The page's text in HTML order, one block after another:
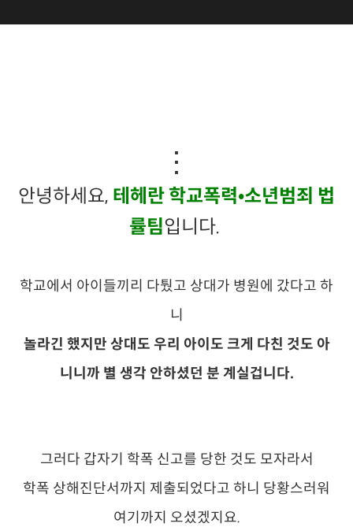
⋮
안녕하세요, 테헤란 학교폭력•소년범죄 법
률팀입니다.
학교에서 아이들끼리 다퉜고 상대가 병원에 갔다고 하
니
놀라긴 했지만 상대도 우리 아이도 크게 다친 것도 아
니니까 별 생각 안하셨던 분 계실겁니다.
그러다 갑자기 학폭 신고를 당한 것도 모자라서
학폭 상해진단서까지 제출되었다고 하니 당황스러워
여기까지 오셨겠지요.